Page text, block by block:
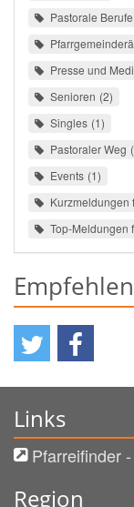
Pastorale Berufe
Presse und
Senioren 2
Singles 1
Pastoraler Weg
Events 1
Kurzmeldungen
Top-Meldungen
Links
Pfarreifinder
Region